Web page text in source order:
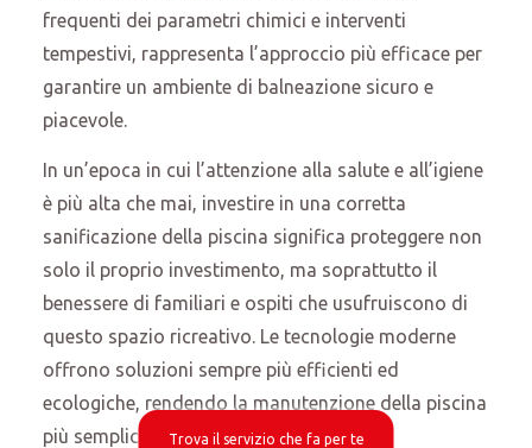
frequenti dei parametri chimici e interventi
tempestivi, rappresenta l’approccio più efficace per
garantire un ambiente di balneazione sicuro e
piacevole.
In un’epoca in cui l’attenzione alla salute e all’igiene
è più alta che mai, investire in una corretta
sanificazione della piscina significa proteggere non
solo il proprio investimento, ma soprattutto il
benessere di familiari e ospiti che usufruiscono di
questo spazio ricreativo. Le tecnologie moderne
offrono soluzioni sempre più efficienti ed
ecologiche, rendendo la manutenzione della piscina
più semplice e sostenibile che in passato.
Trova il servizio che fa per te